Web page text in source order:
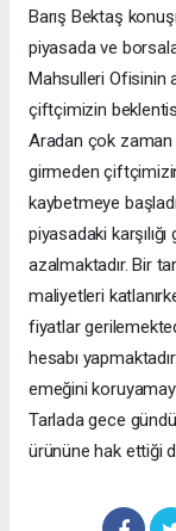
Barış Bektaş
piyasada ve
Mahsulleri Ofisinin
çiftçimizin
Aradan çok zaman
girmeden
kaybetmeye
piyasadaki
azalmaktadır. Bir
maliyetleri
fiyatlar
hesabı
emeğini
Tarlada gece
ürününe hak ettiği